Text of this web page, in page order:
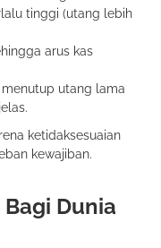
tinggi (utang lebih
arus kas
utang lama
ketidaksesuaian
kewajiban.
Dunia